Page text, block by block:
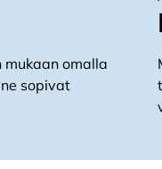
omalla
sopivat